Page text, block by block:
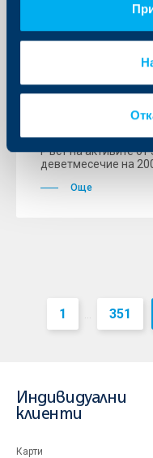
53% ръст на
данъци до
Ръст на активите
деветмесечие на
Още
1 ... 351
Индивидуални
клиенти
Карти